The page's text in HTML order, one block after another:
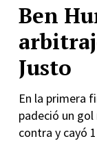
Ben
Justo
En la primera
padeció un
contra y cayó